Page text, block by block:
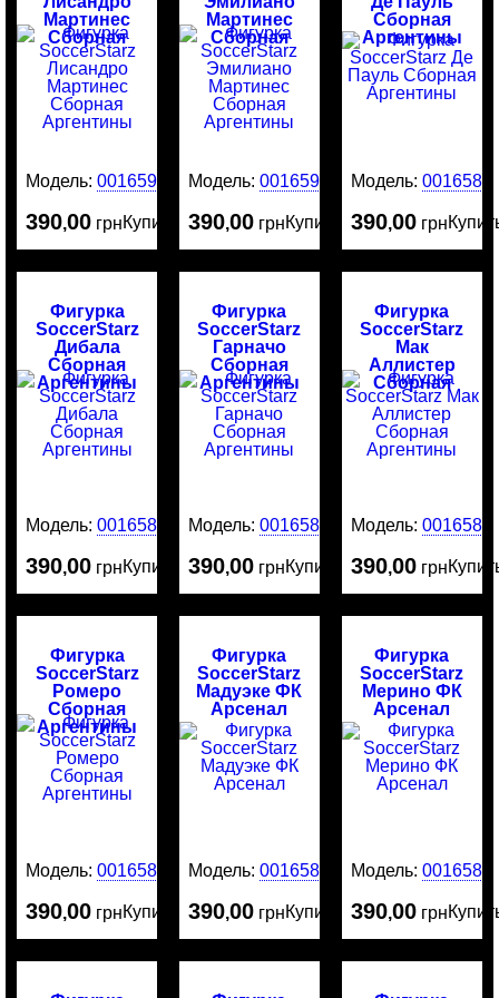
Мартинес
Сборная
Аргентины
Модель:0016591
390,00 грнКупить
Мартинес
Сборная
Аргентины
Модель:0016590
390,00 грнКупить
Сборная
Аргентины
Модель: 0016589
390,00 грн
Фигурка
SoccerStarz
Дибала
Сборная
Аргентины
Модель:0016587
390,00 грнКупить
Фигурка
SoccerStarz
Гарначо
Сборная
Аргентины
Модель:0016586
390,00 грнКупить
Фигурка
SoccerStarz
Мак
Аллистер
Сборная
Аргентины
Модель: 0016584
390,00 грн
Фигурка
SoccerStarz
Ромеро
Сборная
Аргентины
Модель:0016583
390,00 грнКупить
Фигурка
SoccerStarz
Мадуэке ФК
Арсенал
Модель:0016582
390,00 грнКупить
Фигурка
SoccerStarz
Мерино ФК
Арсенал
Модель: 0016581
390,00 грн